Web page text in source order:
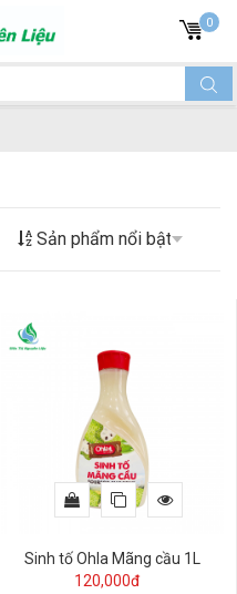
0
Sinh tố Ohla Mãng cầu 1L
120,000đ